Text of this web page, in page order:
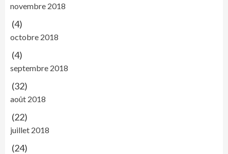
novembre 2018
(4)
octobre 2018
(4)
septembre 2018
(32)
août 2018
(22)
juillet 2018
(24)